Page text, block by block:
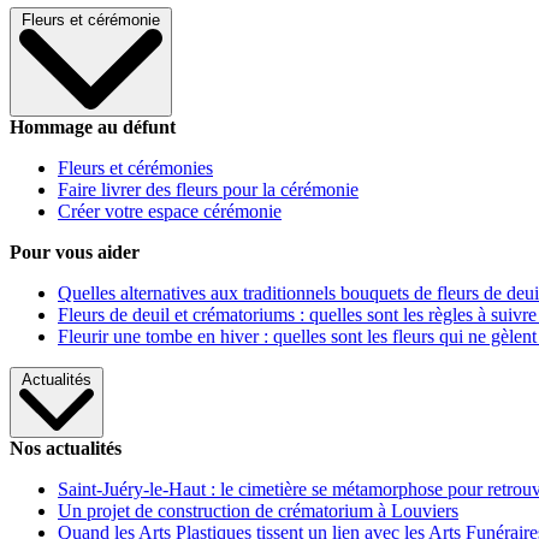
Fleurs et cérémonie
Hommage au défunt
Fleurs et cérémonies
Faire livrer des fleurs pour la cérémonie
Créer votre espace cérémonie
Pour vous aider
Quelles alternatives aux traditionnels bouquets de fleurs de
Fleurs de deuil et crématoriums : quelles sont les règles à
Fleurir une tombe en hiver : quelles sont les fleurs qui ne gèlent
Actualités
Nos actualités
Saint-Juéry-le-Haut : le cimetière se métamorphose pour
Un projet de construction de crématorium à Louviers
Quand les Arts Plastiques tissent un lien avec les Arts